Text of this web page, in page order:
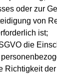
oder zur
von
ist;
die
Richtigkeit